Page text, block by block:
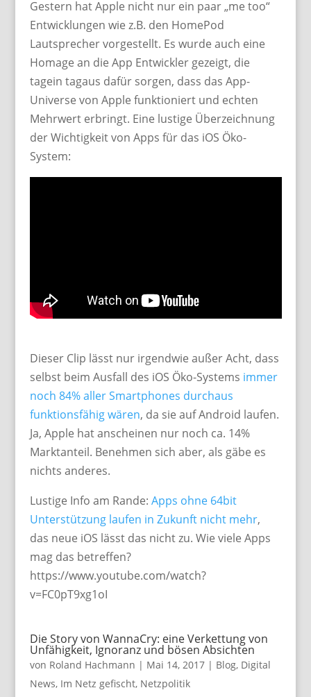
Gestern hat Apple nicht nur ein paar „me too“
Entwicklungen wie z.B. den HomePod
Lautsprecher vorgestellt. Es wurde auch eine
Homage an die App Entwickler gezeigt, die
tagein tagaus dafür sorgen, dass das App-
Universe von Apple funktioniert und echten
Mehrwert erbringt. Eine lustige Überzeichnung
der Wichtigkeit von Apps für das iOS Öko-
System:
Dieser Clip lässt nur irgendwie außer Acht, dass
selbst beim Ausfall des iOS Öko-Systems immer
noch 84% aller Smartphones durchaus
funktionsfähig wären, da sie auf Android laufen.
Ja, Apple hat anscheinen nur noch ca. 14%
Marktanteil. Benehmen sich aber, als gäbe es
nichts anderes.
Lustige Info am Rande: Apps ohne 64bit
Unterstützung laufen in Zukunft nicht mehr,
das neue iOS lässt das nicht zu. Wie viele Apps
mag das betreffen?
https://www.youtube.com/watch?
v=FC0pT9xg1oI
Die Story von WannaCry: eine Verkettung von
Unfähigkeit, Ignoranz und bösen Absichten
von Roland Hachmann | Mai 14, 2017| Blog, Digital
News, Im Netz gefischt, Netzpolitik